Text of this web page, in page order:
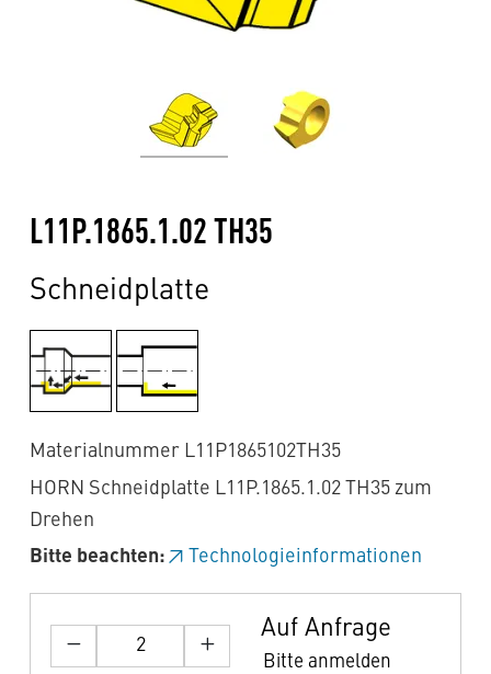
L11P.1865.1.02 TH35
Schneidplatte
Materialnummer L11P1865102TH35
HORN Schneidplatte L11P.1865.1.02 TH35 zum
Drehen
Bitte beachten:
Technologieinformationen
Auf Anfrage
Bitte anmelden